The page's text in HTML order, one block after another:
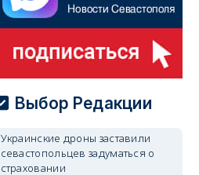
Выбор Редакции
Украинские дроны заставили
севастопольцев задуматься о
страховании